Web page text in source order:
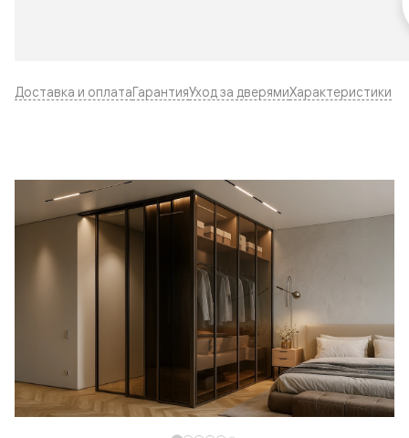
Доставка и оплатаГарантияУход за дверямиХарактеристики